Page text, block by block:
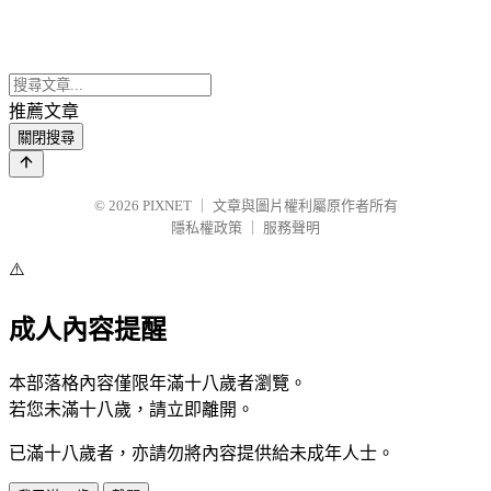
推薦文章
關閉搜尋
© 2026 PIXNET
文章與圖片權利屬原作者所有
隱私權政策
服務聲明
⚠️
成人內容提醒
本部落格內容僅限年滿十八歲者瀏覽。
若您未滿十八歲，請立即離開。
已滿十八歲者，亦請勿將內容提供給未成年人士。